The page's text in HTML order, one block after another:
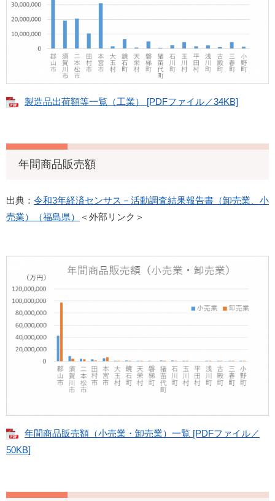
製造品出荷額等一覧（工業） [PDFファイル／34KB]
年間商品販売額
出典： 令和3年経済センサス－活動調査結果報告書（卸売業、小
売業）（福島県）
＜外部リンク＞
年間商品販売額（小売業・卸売業）一覧 [PDFファイル／
50KB]